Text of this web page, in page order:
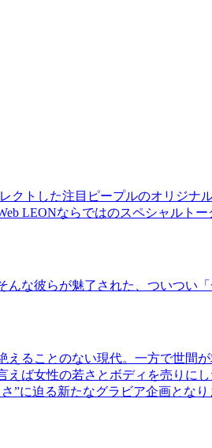
クトした注目ピープルのオリジ
LEONならではのスペシャルトー
な彼らが魅了された、ついつい
ることのない現代。一方で世
ば女性の若さとボディを売りに
”に迫る新たなグラビア企画となり